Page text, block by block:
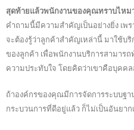
สุดท้ายแล้วพนักงานของคุณทราบไห
คำถามนี้มีความสำคัญเป็นอย่างยิ่ง เ
จะต้องรู้ว่าลูกค้าสำคัญเหล่านี้ มาใช้บ
ของลูกค้า เพื่อพนักงานบริการสามาร
ความประทับใจ โดยคิดว่าเขาคือบุคค
ถ้าองค์กรของคุณมีการจัดการระบบฐ
กระบวนการที่ดีอยู่แล้ว ก็ไม่เป็นอันย